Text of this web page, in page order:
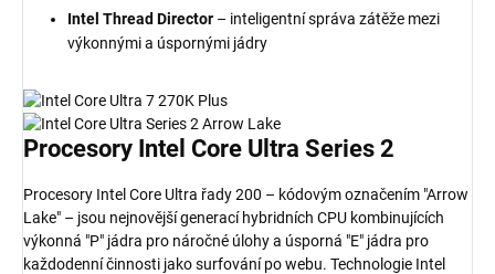
Intel Thread Director – inteligentní správa zátěže mezi
výkonnými a úspornými jádry
Procesory Intel Core Ultra Series 2
Procesory Intel Core Ultra řady 200 – kódovým označením "Arrow
Lake" – jsou nejnovější generací hybridních CPU kombinujících
výkonná "P" jádra pro náročné úlohy a úsporná "E" jádra pro
každodenní činnosti jako surfování po webu. Technologie Intel